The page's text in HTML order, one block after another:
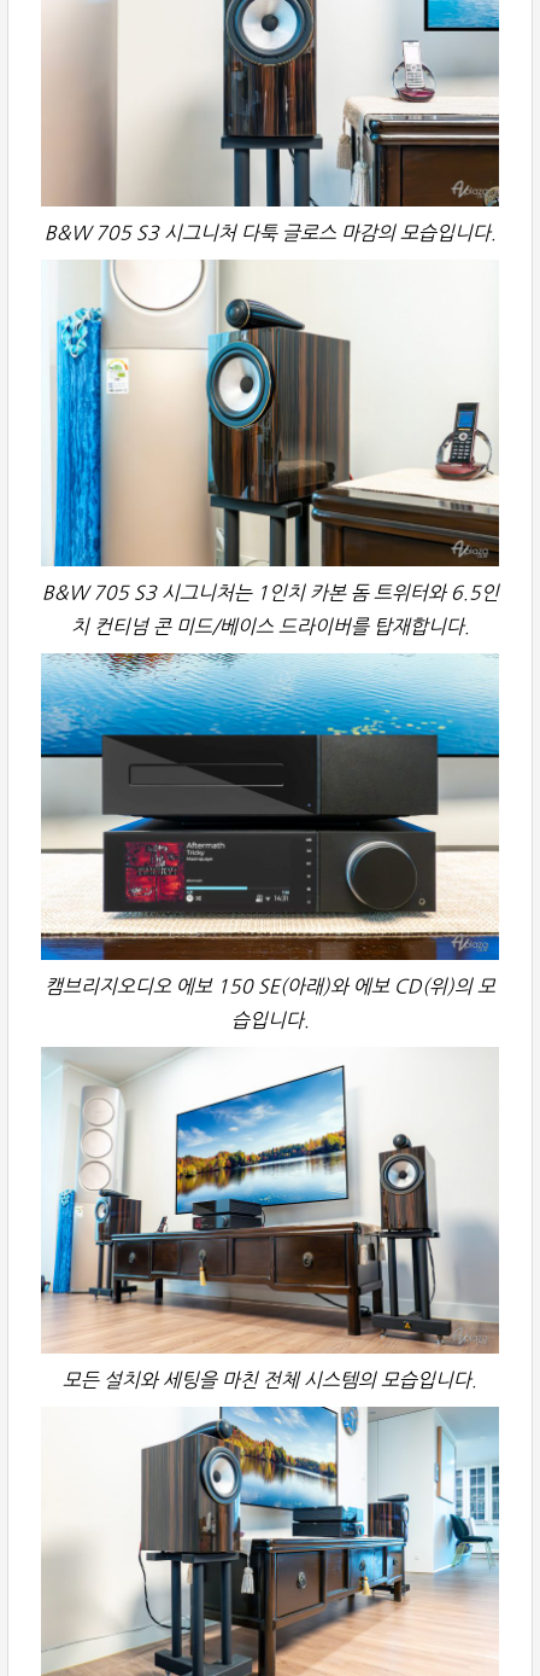
B&W 705 S3 시그니처 다툭 글로스 마감의 모습입니다.
B&W 705 S3 시그니처는 1인치 카본 돔 트위터와 6.5인
치 컨티넘 콘 미드/베이스 드라이버를 탑재합니다.
캠브리지오디오 에보 150 SE(아래)와 에보 CD(위)의 모
습입니다.
모든 설치와 세팅을 마친 전체 시스템의 모습입니다.